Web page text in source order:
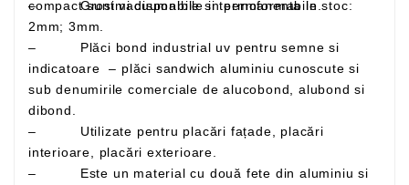
compact sunt vacuumabile si termoformabile.
– Grosimi disponibile in permanenta in stoc:
2mm; 3mm.
– Plăci bond industrial uv pentru semne si
indicatoare – plăci sandwich aluminiu cunoscute si
sub denumirile comerciale de alucobond, alubond si
dibond.
– Utilizate pentru placări fațade, placări
interioare, placări exterioare.
– Este un material cu două fete din aluminiu si